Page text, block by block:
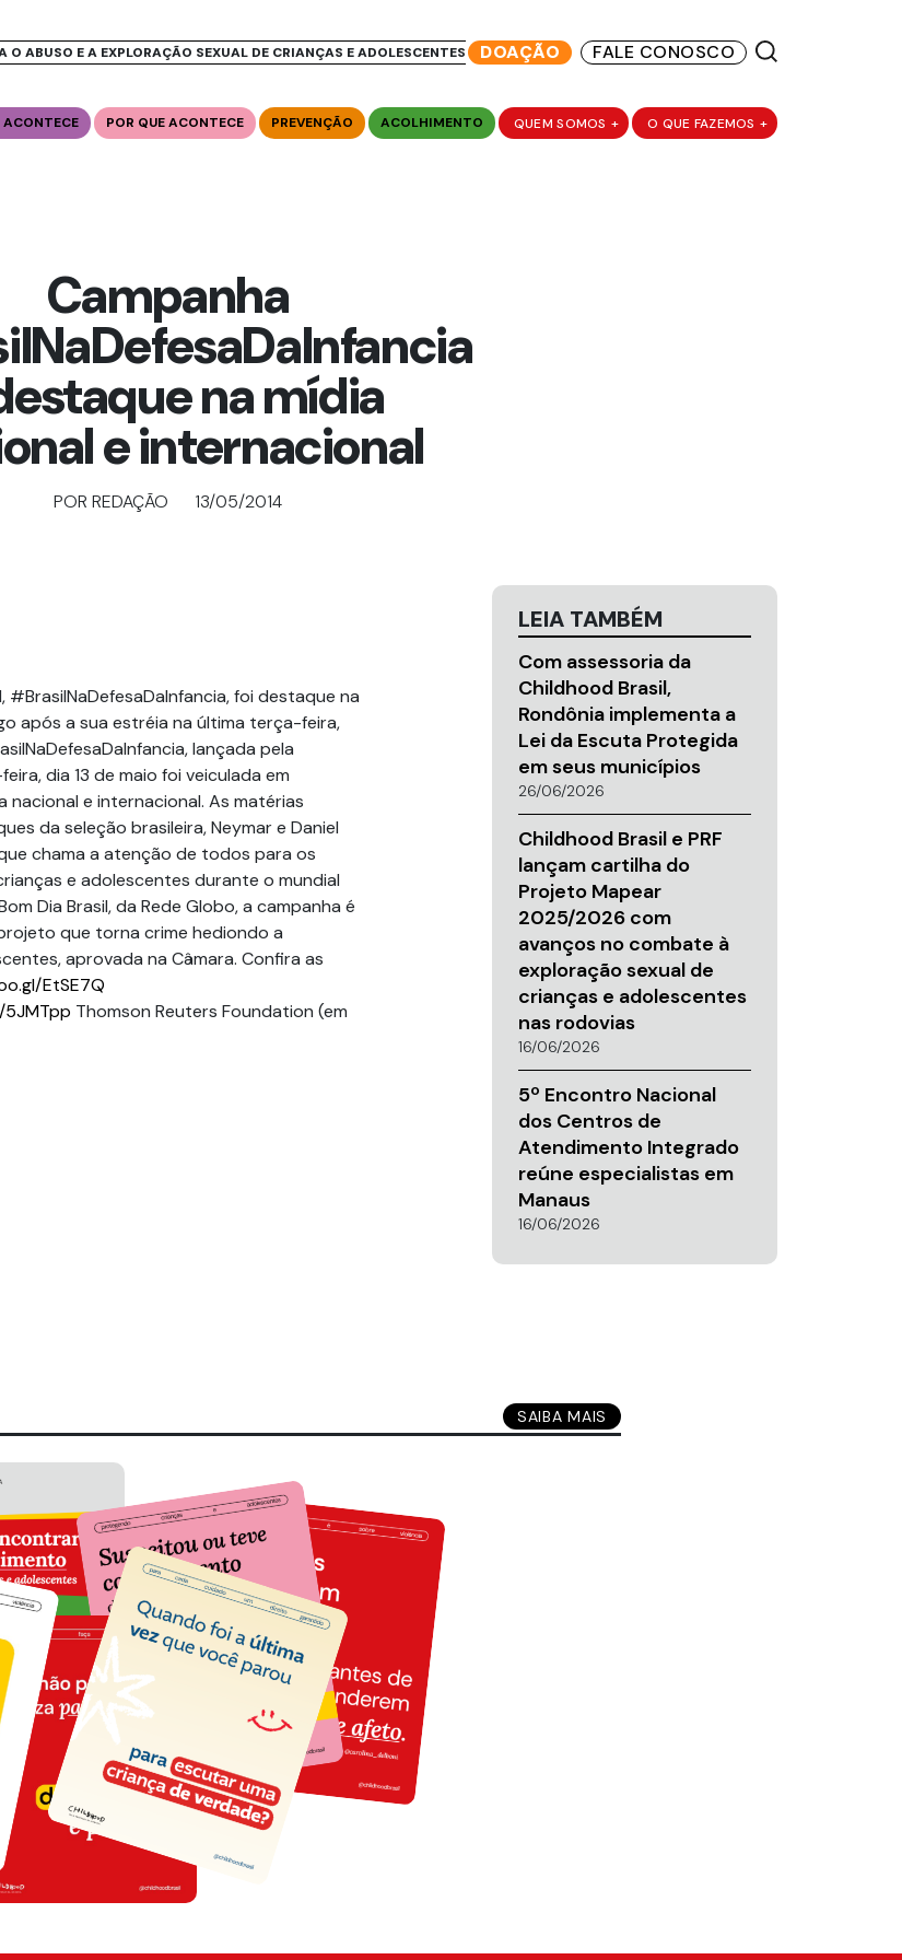
O ABUSO E A EXPLORAÇÃO SEXUAL DE CRIANÇAS E ADOLESCENTES DOAÇÃO FALE CONOSCO
POR QUE ACONTECE PREVENÇÃO ACOLHIMENTO QUEM SOMOS + O QUE FAZEMOS +
Campanha
na mídia
e internacional
POR REDAÇÃO 13/05/2014
#BrasilNaDefesaDaInfancia, foi destaque na
após a sua estréia na última terça-feira,
lançada pela
dia 13 de maio foi veiculada em
nacional e internacional. As matérias
da seleção brasileira, Neymar e Daniel
chama a atenção de todos para os
e adolescentes durante o mundial
Dia Brasil, da Rede Globo, a campanha é
que torna crime hediondo a
aprovada na Câmara. Confira as
EtSE7Q
Thomson Reuters Foundation (em
LEIA TAMBÉM
Com assessoria da
Childhood Brasil,
Rondônia implementa a
Lei da Escuta Protegida
em seus municípios
26/06/2026
Childhood Brasil e PRF
lançam cartilha do
Projeto Mapear
2025/2026 com
avanços no combate à
exploração sexual de
crianças e adolescentes
nas rodovias
16/06/2026
5º Encontro Nacional
dos Centros de
Atendimento Integrado
reúne especialistas em
Manaus
16/06/2026
SAIBA MAIS